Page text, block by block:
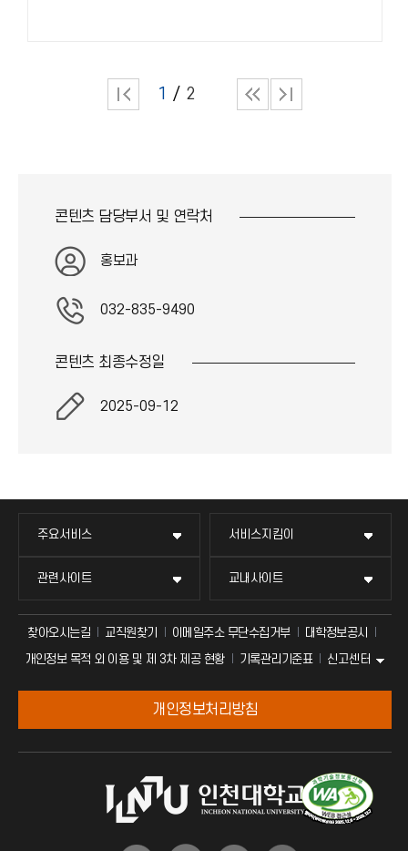
1 2
콘텐츠 담당부서 및 연락처
홍보과
032-835-9490
콘텐츠 최종수정일
2025-09-12
주요서비스 서비스지킴이
관련사이트 교내사이트
찾아오시는길 교직원찾기 이메일주소 무단수집거부
대학정보공시
개인정보 목적 외 이용 및 제 3차 제공 현황
기록관리기준표 신고센터
개인정보처리방침